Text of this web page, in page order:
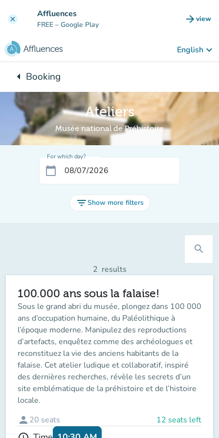
clear Affluences
FREE – Google Play arrow_forward view
(new
English keyboard_arrow_down
arrow_leftBack to:
Booking
Ateliers
Musée national de Préhistoire
For which day?
calendar_today
filter_listShow more filters
search
2 results
100.000 ans sous la falaise!
Sous le grand abri du musée, plongez dans 100 000
ans d’occupation humaine, du Paléolithique à
l’époque moderne. Manipulez des reproductions
d’artefacts, enquêtez comme des archéologues et
reconstituez la vie des anciens habitants de la
falaise. Cet atelier ludique et collaboratif, inspiré
des dernières recherches, révèle les secrets d’un
site emblématique de la préhistoire et de l’histoire
locale.
person 20 seats 12 seats left